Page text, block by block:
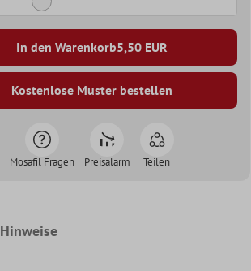
In den Warenkorb5,50EUR
Kostenlose Muster bestellen
Mosafil Fragen Preisalarm Teilen
Hinweise